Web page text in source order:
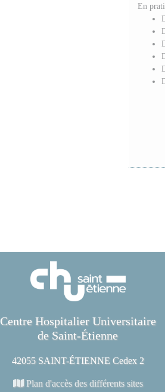
En
Centre Hospitalier Universitaire
de Saint-Étienne
42055 SAINT-ÉTIENNE Cedex 2
Plan d'accès des différents sites